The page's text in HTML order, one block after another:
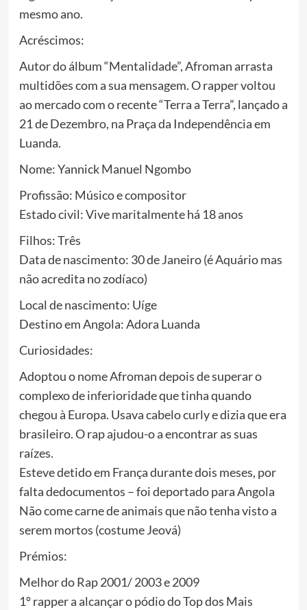
mesmo ano.
Acréscimos:
Autor do álbum “Mentalidade”, Afroman arrasta
multidões com a sua mensagem. O rapper voltou
ao mercado com o recente “Terra a Terra”, lançado a
21 de Dezembro, na Praça da Independência em
Luanda.
Nome: Yannick Manuel Ngombo
Profissão: Músico e compositor
Estado civil: Vive maritalmente há 18 anos
Filhos: Três
Data de nascimento: 30 de Janeiro (é Aquário mas
não acredita no zodíaco)
Local de nascimento: Uíge
Destino em Angola: Adora Luanda
Curiosidades:
Adoptou o nome Afroman depois de superar o
complexo de inferioridade que tinha quando
chegou à Europa. Usava cabelo curly e dizia que era
brasileiro. O rap ajudou-o a encontrar as suas
raízes.
Esteve detido em França durante dois meses, por
falta dedocumentos – foi deportado para Angola
Não come carne de animais que não tenha visto a
serem mortos (costume Jeová)
Prémios:
Melhor do Rap 2001/ 2003 e 2009
1º rapper a alcançar o pódio do Top dos Mais